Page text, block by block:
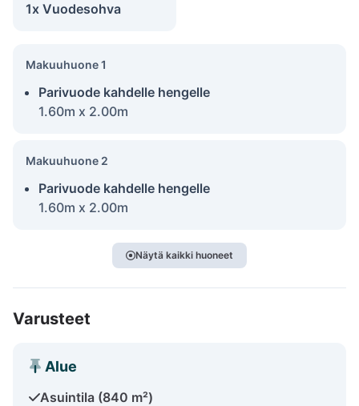
1x Vuodesohva
Makuuhuone 1
Parivuode kahdelle hengelle
1.60m x 2.00m
Makuuhuone 2
Parivuode kahdelle hengelle
1.60m x 2.00m
Näytä kaikki huoneet
Varusteet
Alue
Asuintila (840 m²)